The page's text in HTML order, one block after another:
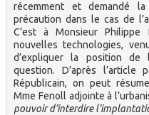
récemment et demandé
précaution dans le cas de
C’est à Monsieur Philippe
nouvelles technologies,
d’expliquer la position de
question. D’après
Républicain, on peut
Mme Fenoll adjointe à
pouvoir d’interdire